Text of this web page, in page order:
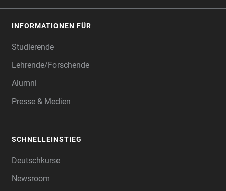
INFORMATIONEN FÜR
Studierende
Lehrende/Forschende
Alumni
Presse & Medien
SCHNELLEINSTIEG
Deutschkurse
Newsroom